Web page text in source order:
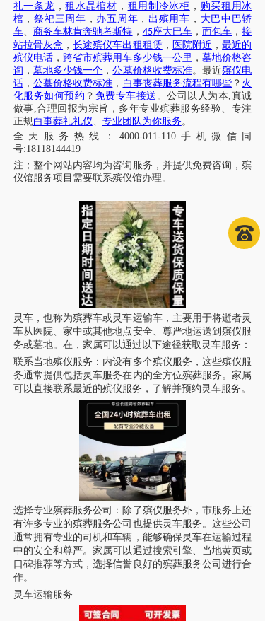
礼一条龙 ，租水晶棺材 ， 租用制冷冰柜 ， 购买租用冰
棺 ，祭祀三周年 ， 办五周年 ， 出殡用车 ， 大巴中巴轿
车、 商务车林肯奔驰考斯特 ， 45座大巴车， 面包车 ，接
站拉骨灰盒 ，长途殡仪车出租租赁， 医院附近 ，最近的
殡仪电话 ，跨省市殡葬用车多少钱一公里 ，墓地价格咨
询 ， 墓地多少钱一个 ，公墓价格收费标准。最近殡仪电
话， 公墓价格收费标准 ， 白事丧葬服务流程有哪些 ？ 火
化服务如何预约 ？ 免费专车接送 。公司以人为本,真诚
做事,合理回报为宗旨，多年专业殡葬服务经验、专注
正规白事葬礼礼仪、 专业团队为你服务。
全天服务热线
： 4000-011-110手机微信同
号:18118144419
注； 整个网站内容均为咨询服务，并提供免费咨询，殡
仪馆服务项目需要联系殡仪馆办理。
灵车，也称为殡葬车或灵车运输车，主要用于将逝者灵
车从医院、家中或其他地点安全、尊严地运送到殡仪 服
务或墓地。在，家属可以通过以下途径获取灵车服务：
联系当地殡仪 服务 ：内设有多个殡仪 服务 ，这些殡仪 服
务通常提供包括灵车服务在内的全方位殡葬服务。家属
可以直接联系最近的殡仪 服务 ，了解并预约灵车服务。
选择专业殡葬服务公司：除了殡仪服务外，市服务 上还
有许多专业的殡葬服务公司也提供灵车服务。这些公司
通常拥有专业的司机和车辆，能够确保 灵车在运输过程
中的安全和尊严。家属可以通过搜索引擎、当地黄页或
口碑推荐等方式，选择信誉良好的殡葬服务公司进行合
作。
灵车运输服务